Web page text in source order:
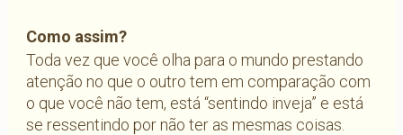
Como assim?
Toda vez que você olha para o mundo prestando
atenção no que o outro tem em comparação com
o que você não tem, está “sentindo inveja” e está
se ressentindo por não ter as mesmas coisas.